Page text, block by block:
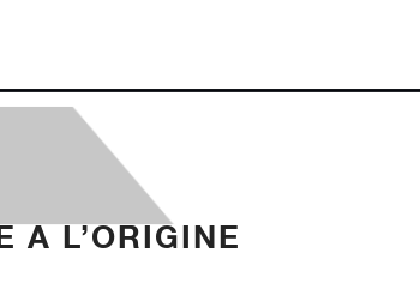
A L’ORIGINE